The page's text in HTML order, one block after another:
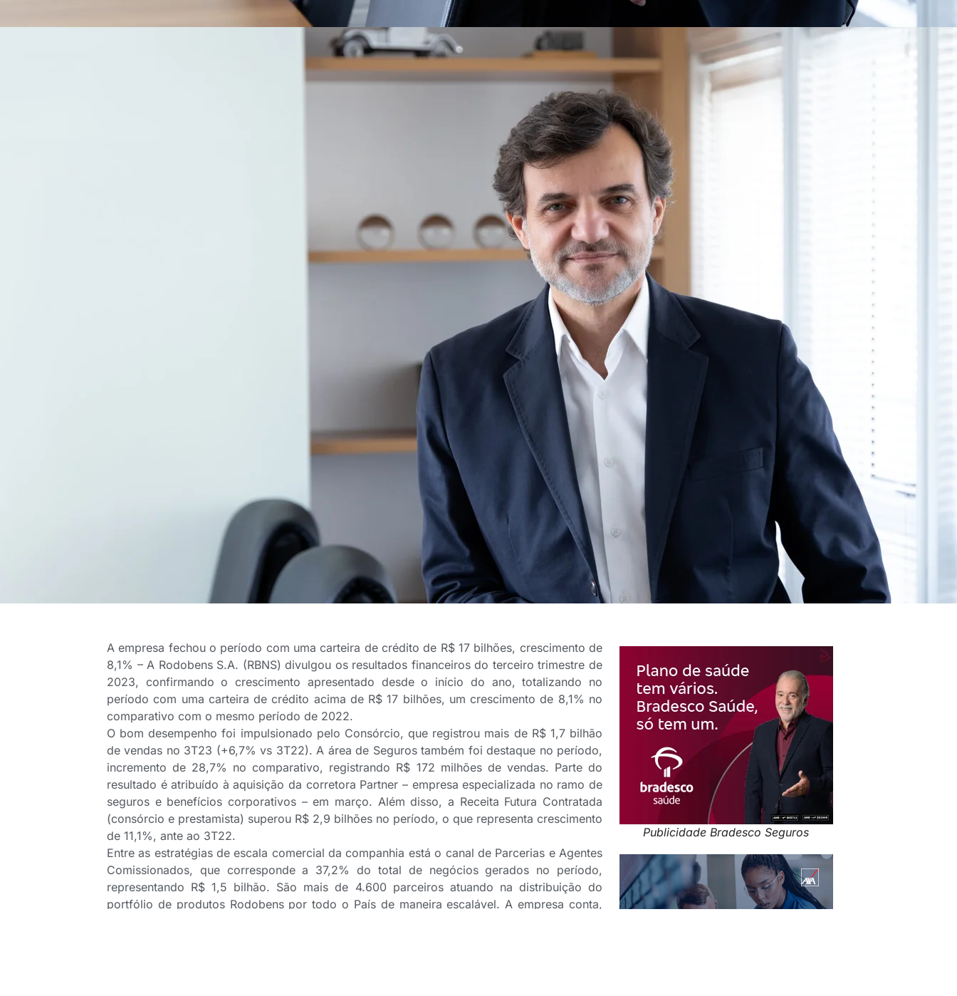
Publicidade Bradesco Seguros
A empresa fechou o período com uma carteira de crédito de R$ 17 bilhões, crescimento de
8,1% – A Rodobens S.A. (RBNS) divulgou os resultados financeiros do terceiro trimestre de
2023, confirmando o crescimento apresentado desde o início do ano, totalizando no
período com uma carteira de crédito acima de R$ 17 bilhões, um crescimento de 8,1% no
comparativo com o mesmo período de 2022.
O bom desempenho foi impulsionado pelo Consórcio, que registrou mais de R$ 1,7 bilhão
de vendas no 3T23 (+6,7% vs 3T22). A área de Seguros também foi destaque no período,
incremento de 28,7% no comparativo, registrando R$ 172 milhões de vendas. Parte do
resultado é atribuído à aquisição da corretora Partner – empresa especializada no ramo de
seguros e benefícios corporativos – em março. Além disso, a Receita Futura Contratada
(consórcio e prestamista) superou R$ 2,9 bilhões no período, o que representa crescimento
de 11,1%, ante ao 3T22.
Entre as estratégias de escala comercial da companhia está o canal de Parcerias e Agentes
Comissionados, que corresponde a 37,2% do total de negócios gerados no período,
representando R$ 1,5 bilhão. São mais de 4.600 parceiros atuando na distribuição do
portfólio de produtos Rodobens por todo o País de maneira escalável. A empresa conta,